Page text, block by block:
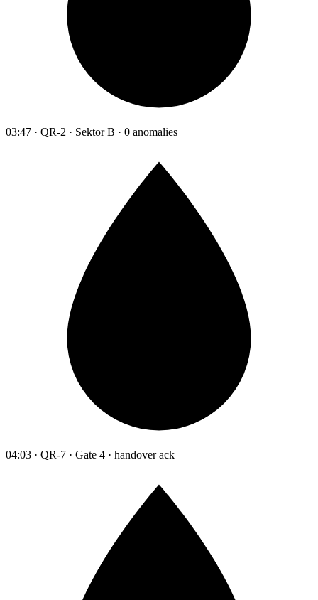
03:47 · QR-2 · Sektor B · 0 anomalies
04:03 · QR-7 · Gate 4 · handover ack